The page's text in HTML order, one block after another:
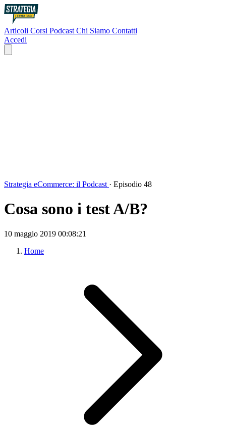
Articoli Corsi Podcast Chi Siamo Contatti
Accedi
Strategia eCommerce: il Podcast · Episodio 48
Cosa sono i test A/B?
10 maggio 2019 00:08:21
Home